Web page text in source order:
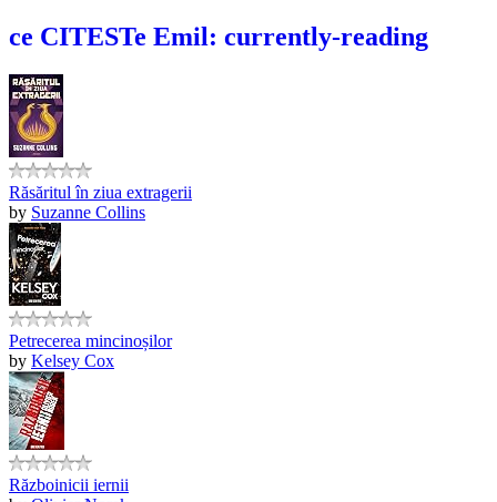
ce CITESTe Emil: currently-reading
Răsăritul în ziua extragerii
by Suzanne Collins
Petrecerea mincinoșilor
by Kelsey Cox
Războinicii iernii